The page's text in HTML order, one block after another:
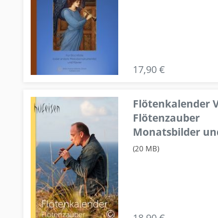
17,90 €
Flötenkalender
Flötenzauber
Monatsbilder
(20 MB)